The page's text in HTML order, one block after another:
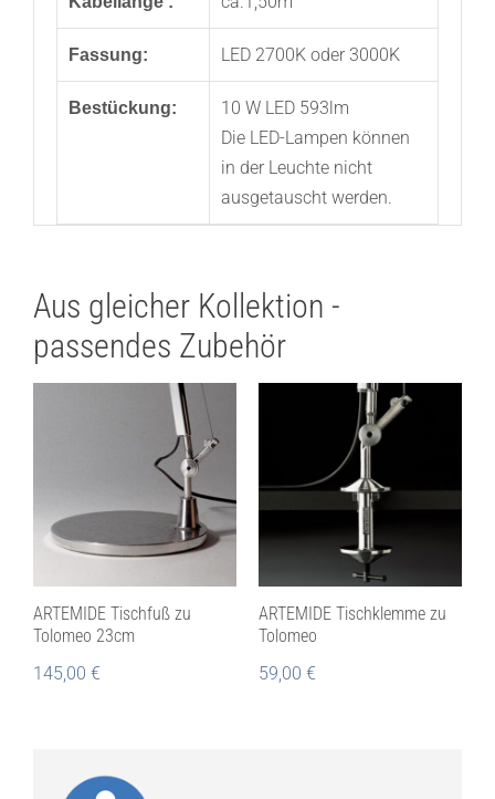
Fassung: LED 2700K oder 3000K
Bestückung:
10 W LED 593lm
Die LED-Lampen können
in der Leuchte nicht
ausgetauscht werden.
Aus gleicher Kollektion -
passendes Zubehör
ARTEMIDE Tischfuß zu
Tolomeo 23cm
145,00 €
ARTEMIDE Tischklemme zu
Tolomeo
59,00 €